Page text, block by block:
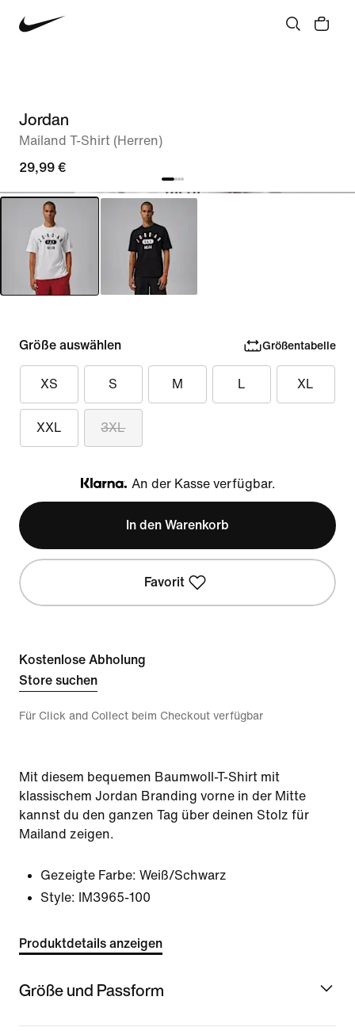
Jordan
Mailand T-Shirt (Herren)
29,99 €
Größe auswählen Größentabelle
XS S M L XL
XXL 3XL
Klarna
An der Kasse verfügbar.
In den Warenkorb
Favorit
Kostenlose Abholung
Store suchen
Für Click and Collect beim Checkout verfügbar
Mit diesem bequemen Baumwoll-T-Shirt mit
klassischem Jordan Branding vorne in der Mitte
kannst du den ganzen Tag über deinen Stolz für
Mailand zeigen.
Gezeigte Farbe: Weiß/Schwarz
Style:
IM3965-100
Produktdetails anzeigen
Größe und Passform